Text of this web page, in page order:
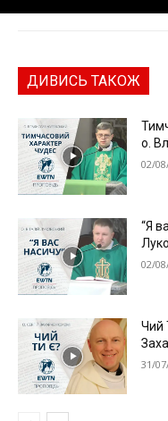
ДИВИСЬ ТАКОЖ
о.
02/
“Я
02/
Чий
31/